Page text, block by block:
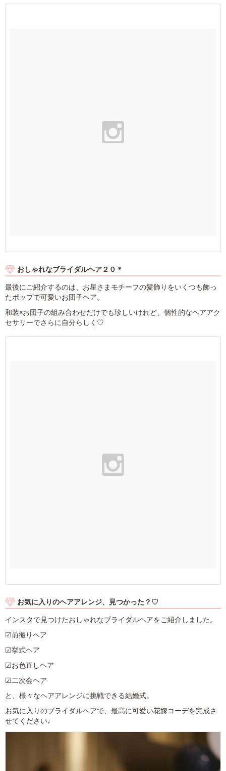
おしゃれなブライダルヘア２０＊
最後にご紹介するのは、お星さまモチーフの髪飾りをいくつも飾っ
たポップで可愛いお団子ヘア。
和装×お団子の組み合わせだけでも珍しいけれど、個性的なヘアアク
セサリーでさらに自分らしく♡
お気に入りのヘアアレンジ、見つかった？♡
インスタで見つけたおしゃれなブライダルヘアをご紹介しました。
☑前撮りヘア
☑挙式ヘア
☑お色直しヘア
☑二次会ヘア
と、様々なヘアアレンジに挑戦できる結婚式。
お気に入りのブライダルヘアで、最高に可愛い花嫁コーデを完成さ
せてください♩